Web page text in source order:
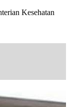
Kesehatan